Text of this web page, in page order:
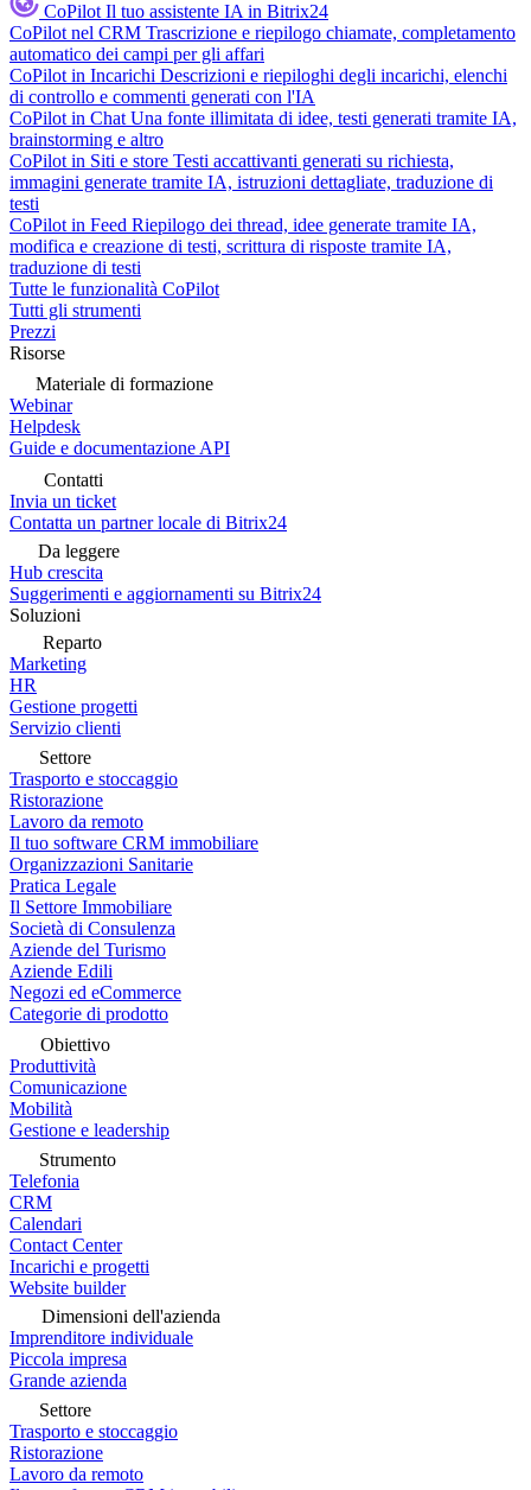
CoPilot Il tuo assistente IA in Bitrix24
CoPilot nel CRM Trascrizione e riepilogo chiamate, completamento
automatico dei campi per gli affari
CoPilot in Incarichi Descrizioni e riepiloghi degli incarichi, elenchi
di controllo e commenti generati con l'IA
CoPilot in Chat Una fonte illimitata di idee, testi generati tramite IA,
brainstorming e altro
CoPilot in Siti e store Testi accattivanti generati su richiesta,
immagini generate tramite IA, istruzioni dettagliate, traduzione di
testi
CoPilot in Feed Riepilogo dei thread, idee generate tramite IA,
modifica e creazione di testi, scrittura di risposte tramite IA,
traduzione di testi
Tutte le funzionalità CoPilot
Tutti gli strumenti
Prezzi
Risorse
Materiale di formazione
Webinar
Helpdesk
Guide e documentazione API
Contatti
Invia un ticket
Contatta un partner locale di Bitrix24
Da leggere
Hub crescita
Suggerimenti e aggiornamenti su Bitrix24
Soluzioni
Reparto
Marketing
HR
Gestione progetti
Servizio clienti
Settore
Trasporto e stoccaggio
Ristorazione
Lavoro da remoto
Il tuo software CRM immobiliare
Organizzazioni Sanitarie
Pratica Legale
Il Settore Immobiliare
Società di Consulenza
Aziende del Turismo
Aziende Edili
Negozi ed eCommerce
Categorie di prodotto
Obiettivo
Produttività
Comunicazione
Mobilità
Gestione e leadership
Strumento
Telefonia
CRM
Calendari
Contact Center
Incarichi e progetti
Website builder
Dimensioni dell'azienda
Imprenditore individuale
Piccola impresa
Grande azienda
Settore
Trasporto e stoccaggio
Ristorazione
Lavoro da remoto